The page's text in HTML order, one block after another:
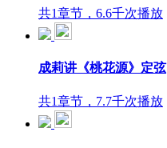
共1章节，6.6千次播放
成莉讲《桃花源》定弦
共1章节，7.7千次播放